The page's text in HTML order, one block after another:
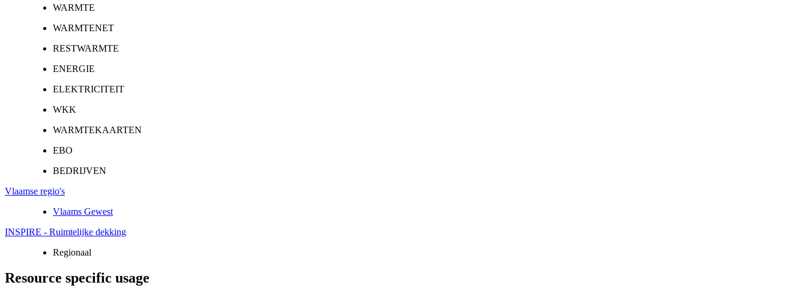
WARMTE
WARMTENET
RESTWARMTE
ENERGIE
ELEKTRICITEIT
WKK
WARMTEKAARTEN
EBO
BEDRIJVEN
Vlaamse regio's
Vlaams Gewest
INSPIRE - Ruimtelijke dekking
Regionaal
Resource specific usage